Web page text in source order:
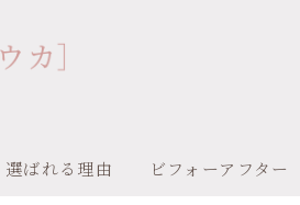
選ばれる理由 ビフォーアフター